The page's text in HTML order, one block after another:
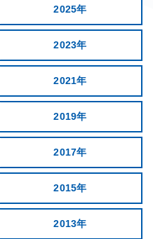
2025年
2023年
2021年
2019年
2017年
2015年
2013年